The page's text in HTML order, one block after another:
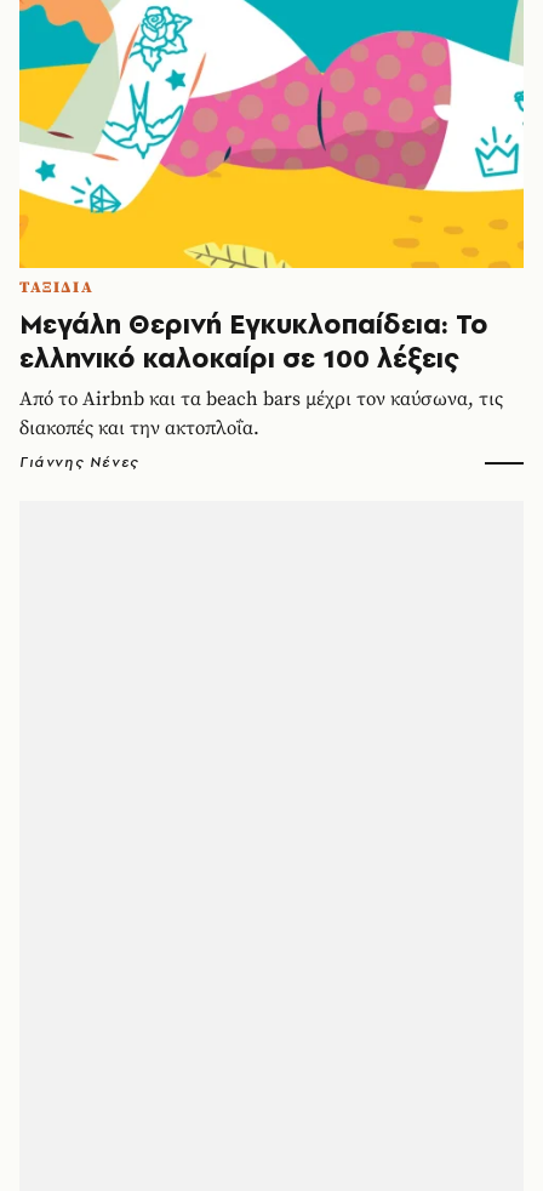
ΤΑΞΙΔΙΑ
Μεγάλη Θερινή Εγκυκλοπαίδεια: Το
ελληνικό καλοκαίρι σε 100 λέξεις
Από το Airbnb και τα beach bars μέχρι τον καύσωνα, τις
διακοπές και την ακτοπλοΐα.
Γιάννης Νένες